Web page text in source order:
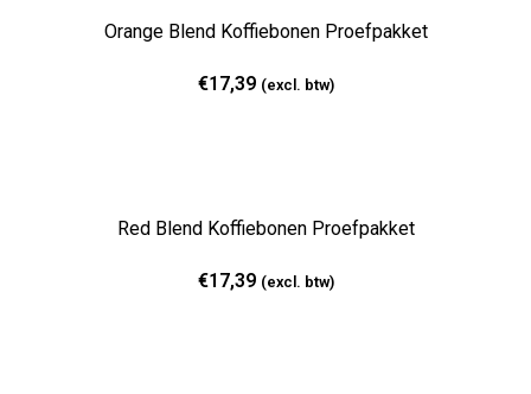
Orange Blend Koffiebonen Proefpakket
€17,39 (excl. btw)
Red Blend Koffiebonen Proefpakket
€17,39 (excl. btw)